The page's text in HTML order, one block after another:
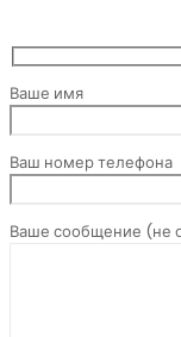
Ваше имя
Ваш номер телефона
Ваше сообщение (не